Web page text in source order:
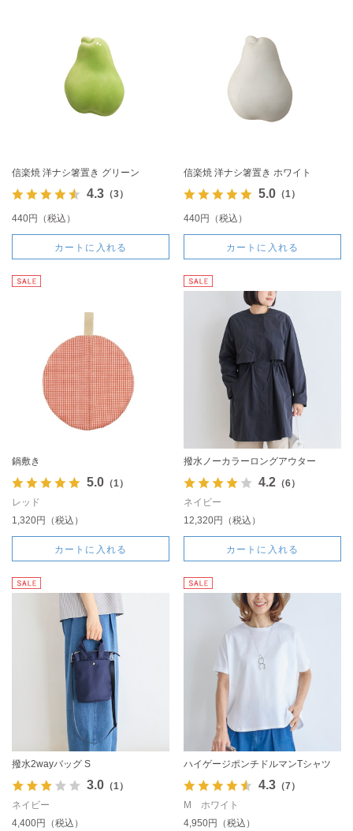
信楽焼 洋ナシ箸置き グリーン
4.3（3）
440円（税込）
カートに入れる
信楽焼 洋ナシ箸置き ホワイト
5.0（1）
440円（税込）
カートに入れる
鍋敷き
5.0（1）
レッド
1,320円（税込）
カートに入れる
撥水ノーカラーロングアウター
4.2（6）
ネイビー
12,320円（税込）
カートに入れる
撥水2wayバッグ S
3.0（1）
ネイビー
4,400円（税込）
ハイゲージポンチドルマンTシャツ
4.3（7）
M ホワイト
4,950円（税込）